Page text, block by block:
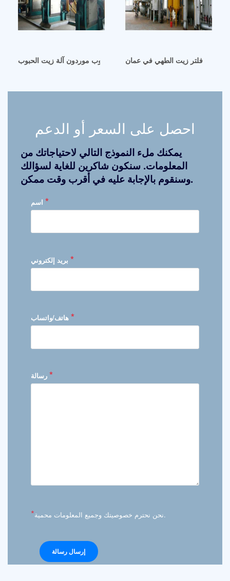
اليمن آلة زيت الحبوب موردون آلة زيت الحبوبفلتر زيت الطهي في عمان
احصل على السعر أو الدعم
يمكنك ملء النموذج التالي لاحتياجاتك من
المعلومات. سنكون شاكرين للغاية لسؤالك
وسنقوم بالإجابة عليه في أقرب وقت ممكن.
*
*
*
*
* نحن نحترم خصوصيتك وجميع المعلومات محمية.